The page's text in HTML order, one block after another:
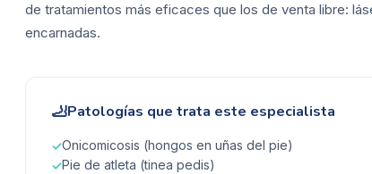
de tratamientos más eficaces que los de venta libre:
encarnadas.
🦶Patologías que trata este especialista
✓Onicomicosis (hongos en uñas del pie)
✓Pie de atleta (tinea pedis)